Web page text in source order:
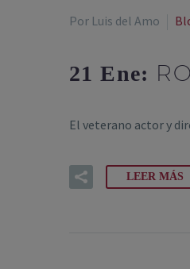
Por Luis del Amo
21 Ene:
El veterano actor y
LEER MÁS